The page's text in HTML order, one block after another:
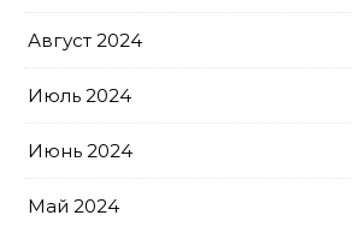
Август 2024
Июль 2024
Июнь 2024
Май 2024